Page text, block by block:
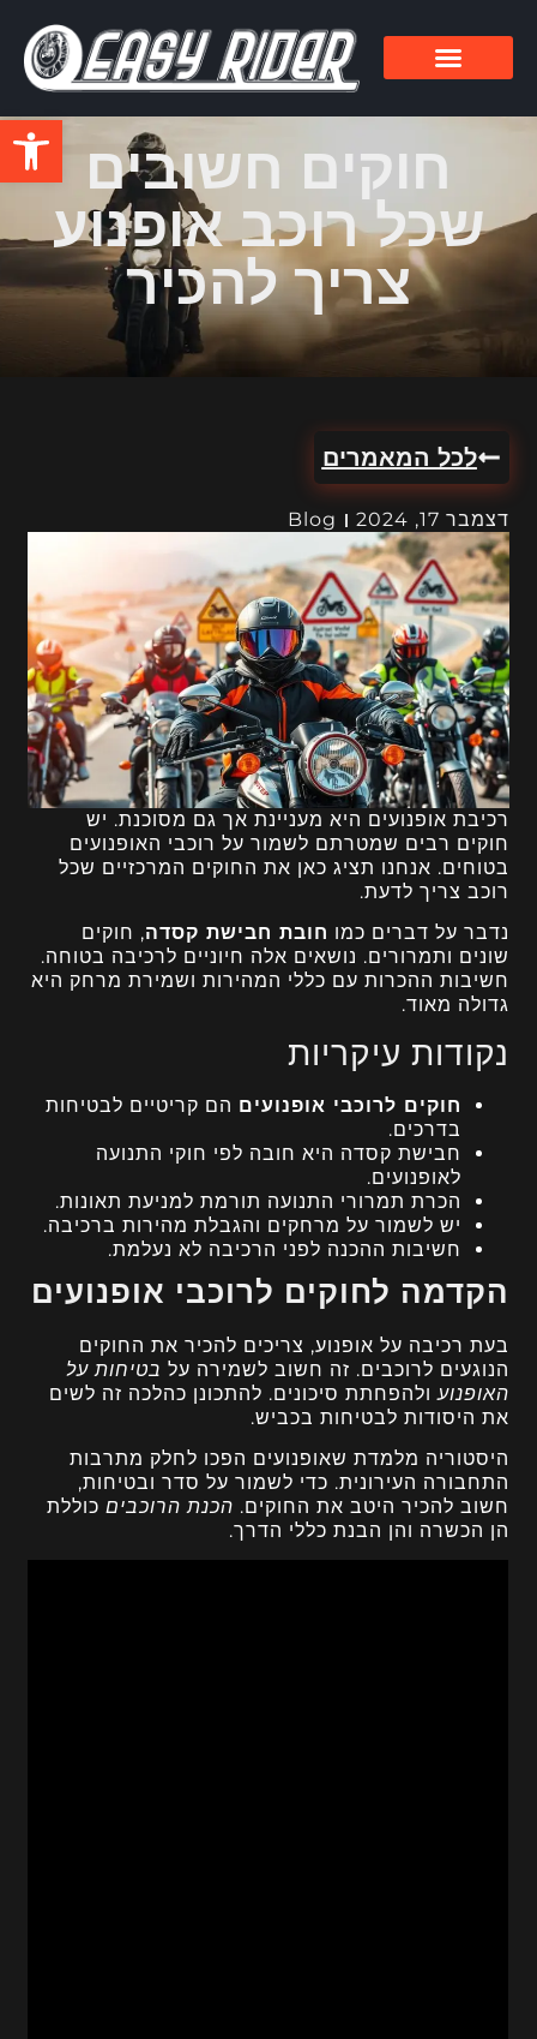
פתח חוקים חשובים
שכל רוכב אופנוע
צריך להכיר
לכל המאמרים
דצמבר 17, 2024 Blog
רכיבת אופנועים היא מעניינת אך גם מסוכנת. יש
חוקים רבים שמטרתם לשמור על רוכבי האופנועים
בטוחים. אנחנו תציג כאן את החוקים המרכזיים שכל
רוכב צריך לדעת.
נדבר על דברים כמו חובת חבישת קסדה, חוקים
שונים ותמרורים. נושאים אלה חיוניים לרכיבה בטוחה.
חשיבות ההכרות עם כללי המהירות ושמירת מרחק היא
גדולה מאוד.
נקודות עיקריות
חוקים לרוכבי אופנועים הם קריטיים לבטיחות
בדרכים.
חבישת קסדה היא חובה לפי חוקי התנועה
לאופנועים.
הכרת תמרורי התנועה תורמת למניעת תאונות.
יש לשמור על מרחקים והגבלת מהירות ברכיבה.
חשיבות ההכנה לפני הרכיבה לא נעלמת.
הקדמה לחוקים לרוכבי אופנועים
בעת רכיבה על אופנוע, צריכים להכיר את החוקים
הנוגעים לרוכבים. זה חשוב לשמירה על בטיחות על
האופנועולהפחתת סיכונים. להתכונן כהלכה זה לשים
את היסודות לבטיחות בכביש.
היסטוריה מלמדת שאופנועים הפכו לחלק מתרבות
התחבורה העירונית. כדי לשמור על סדר ובטיחות,
חשוב להכיר היטב את החוקים. הכנת הרוכבים כוללת
הן הכשרה והן הבנת כללי הדרך.